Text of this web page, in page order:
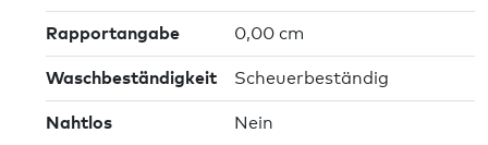
Rapportangabe 0,00 cm
Waschbeständigkeit Scheuerbeständig
Nahtlos Nein